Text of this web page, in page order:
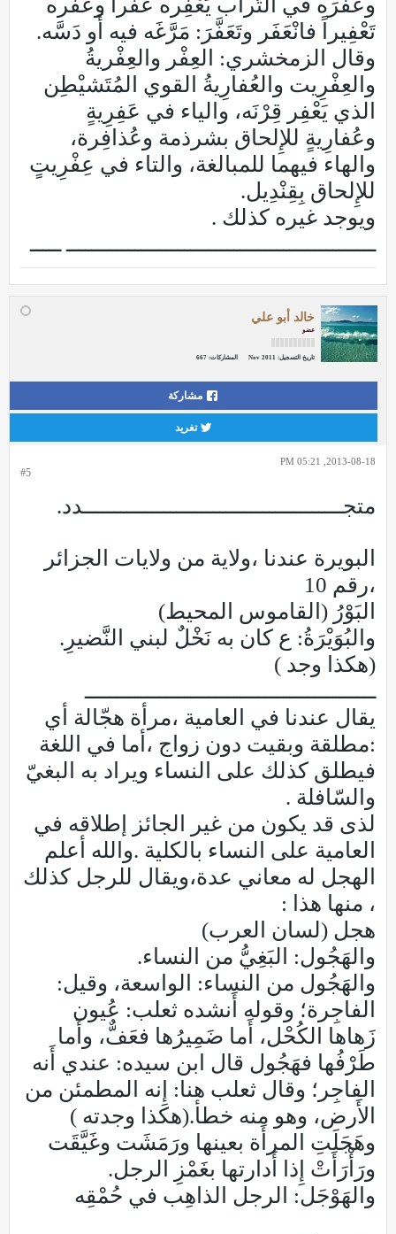
تَعْفِيراً فانْعَفَر وتَعَفَّرَ: مَرَّغَه فيه أَو دَسَّه.
وقال الزمخشري: العِفْر والعِفْريةُ
والعِفْرِيت والعُفارِيةُ القوي المُتَشيْطِن
الذي يَعْفِر قِرْنَه، والياء في عَفِرِيةٍ
وعُفارِيةٍ للإِلحاق بشرذمة وعُذافِرة،
والهاء فيهما للمبالغة، والتاء في عِفْرِيتٍ
للإِلحاق بِقِنْدِيل.
ويوجد غيره كذلك .
ــــــــــــــــــــــــــــــــــــــــــــــــــ ـــــ
خالد أبو علي
عضو
تاريخ التسجيل: Nov 2011 المشاركات: 667
مشاركة
تغريد
#5
2013-08-18, 05:21 PM
متجــــــــــــــــــــــــــــــــــــــــــدد.
البويرة عندنا ،ولاية من ولايات الجزائر
،رقم 10
البَوْرُ (القاموس المحيط)
والبُوَيْرَةُ: ع كان به نَخْلٌ لبني النَّضيرِ.
(هكذا وجد )
ـــــــــــــــــــــــــــــــــــــــــــــــ
يقال عندنا في العامية ،مرأة هجّالة أي
:مطلقة وبقيت دون زواج ،أما في اللغة
فيطلق كذلك على النساء ويراد به البغيّ
والسّافلة .
لذى قد يكون من غير الجائز إطلاقه في
العامية على النساء بالكلية .والله أعلم
الهجل له معاني عدة،ويقال للرجل كذلك
، منها هذا :
هجل (لسان العرب)
والهَجُول: البَغِيُّ من النساء.
والهَجُول من النساء: الواسعة، وقيل:
الفاجِرة؛ وقوله أَنشده ثعلب: عُيون
زَهاها الكُحْل، أَما ضَمِيرُها فعَفٌّ، وأَما
طَرْفُها فهَجُول قال ابن سيده: عندي أَنه
الفاجِر؛ وقال ثعلب هنا: إِنه المطمئن من
الأَرض، وهو منه خطأ.(هكذا وجدته )
وهَجَلَتِ المرأَة بعينها ورَمَشَت وغَيَّقَت
ورَأْرَأَتْ إِذا أَدارتها بغَمْزِ الرجل.
والهَوْجَل: الرجل الذاهِب في حُمْقِه